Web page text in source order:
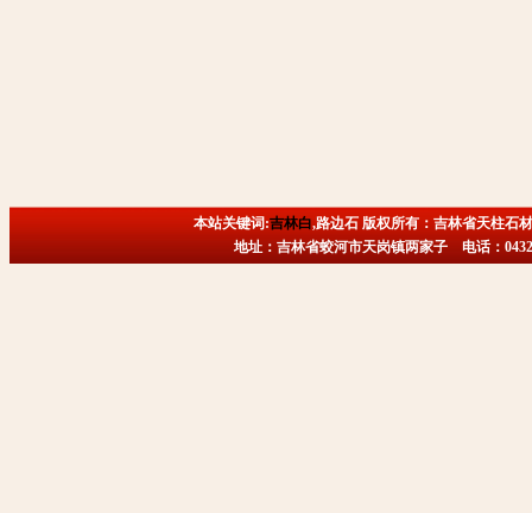
本站关键词:吉林白,路边石 版权所有：吉林省天柱石
地址：吉林省蛟河市天岗镇两家子 电话：